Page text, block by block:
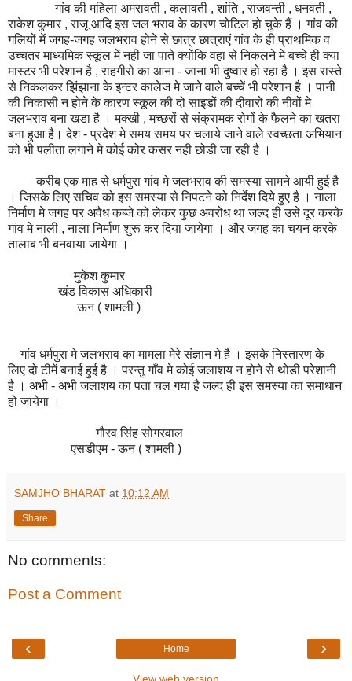
गांव की महिला अमरावती , कलावती , शांति , राजवन्ती , धनवती ,
राकेश कुमार , राजू आदि इस जल भराव के कारण चोटिल हो चुके हैं । गांव की
गलियों में जगह-जगह जलभराव होने से छात्र छात्राएं गांव के ही प्राथमिक व
उच्चतर माध्यमिक स्कूल में नही जा पाते क्योंकि वहा से निकलने मे बच्चे ही क्या
मास्टर भी परेशान है , राहगीरो का आना - जाना भी दुष्वार हो रहा है । इस रास्ते
से निकलकर झिंझाना के इन्टर कालेज मे जाने वाले बच्चें भी परेशान है । पानी
की निकासी न होने के कारण स्कूल की दो साइडों की दीवारो की नीवों मे
जलभराव बना खडा है ।‌ मक्खी , मच्छरों से संक्रामक रोगों के फैलने का खतरा
बना‌ हुआ है। देश - प्रदेश मे समय समय पर चलाये जाने वाले स्वच्छता अभियान
को भी पलीता लगाने मे कोई कोर कसर नही छोडी जा रही है ।
करीब एक माह से धर्मपुरा गांव मे जलभराव की समस्या सामने आयी हुई है
। जिसके लिए सचिव को इस समस्या से निपटने को निर्देश दिये हुए है ‌। नाला
निर्माण मे जगह पर अवैध कब्जे को लेकर कुछ अवरोध था जल्द ही उसे दूर करके
गांव मे नाली , नाला निर्माण शुरू कर दिया जायेगा । और जगह का चयन करके
तालाब भी बनवाया जायेगा ।
मुकेश कुमार
खंड विकास अधिकारी
ऊन ( शामली )
गांव धर्मपुरा मे जलभराव का मामला मेरे संज्ञान मे है । इसके निस्तारण के
लिए दो टीमें बनाई हुई है । परन्तु गाँव मे कोई जलाशय न होने से थोडी परेशानी
है । अभी - अभी जलाशय का पता चल गया है जल्द ही इस समस्या का समाधान
हो जायेगा ।‌
गौरव सिंह सोगरवाल
एसडीएम - ऊन ( शामली )
SAMJHO BHARAT at 10:12 AM
Share
No comments:
Post a Comment
‹ ›
Home
View web version